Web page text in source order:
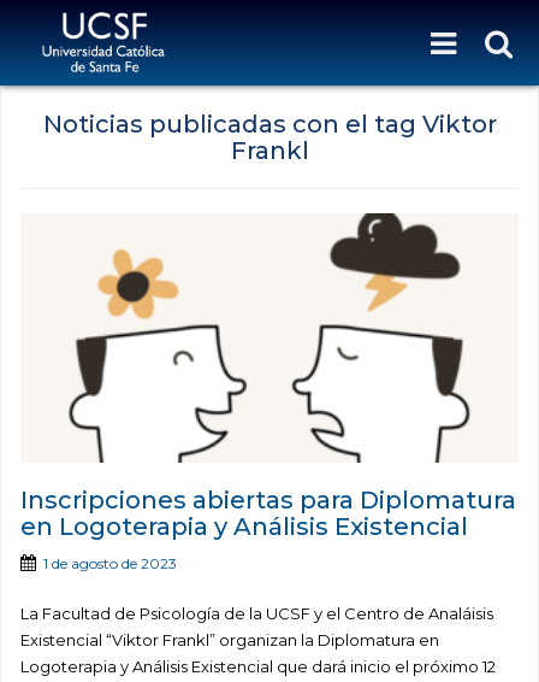
Noticias publicadas con el tag Viktor
Frankl
Inscripciones abiertas para Diplomatura
en Logoterapia y Análisis Existencial
1 de agosto de 2023
La Facultad de Psicología de la UCSF y el Centro de Analáisis
Existencial “Viktor Frankl” organizan la Diplomatura en
Logoterapia y Análisis Existencial que dará inicio el próximo 12